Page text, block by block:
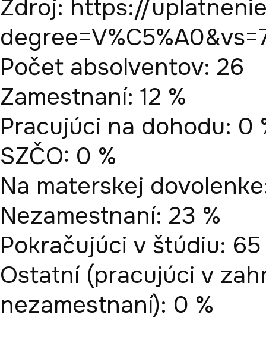
Zdroj: https://
Počet absolventov: 26
Zamestnaní: 12 %
Pracujúci na dohodu: 0
SZČO: 0 %
Na materskej
Nezamestnaní: 23 %
Pokračujúci v štúdiu: 65
Ostatní (pracujúci v
nezamestnaní): 0 %